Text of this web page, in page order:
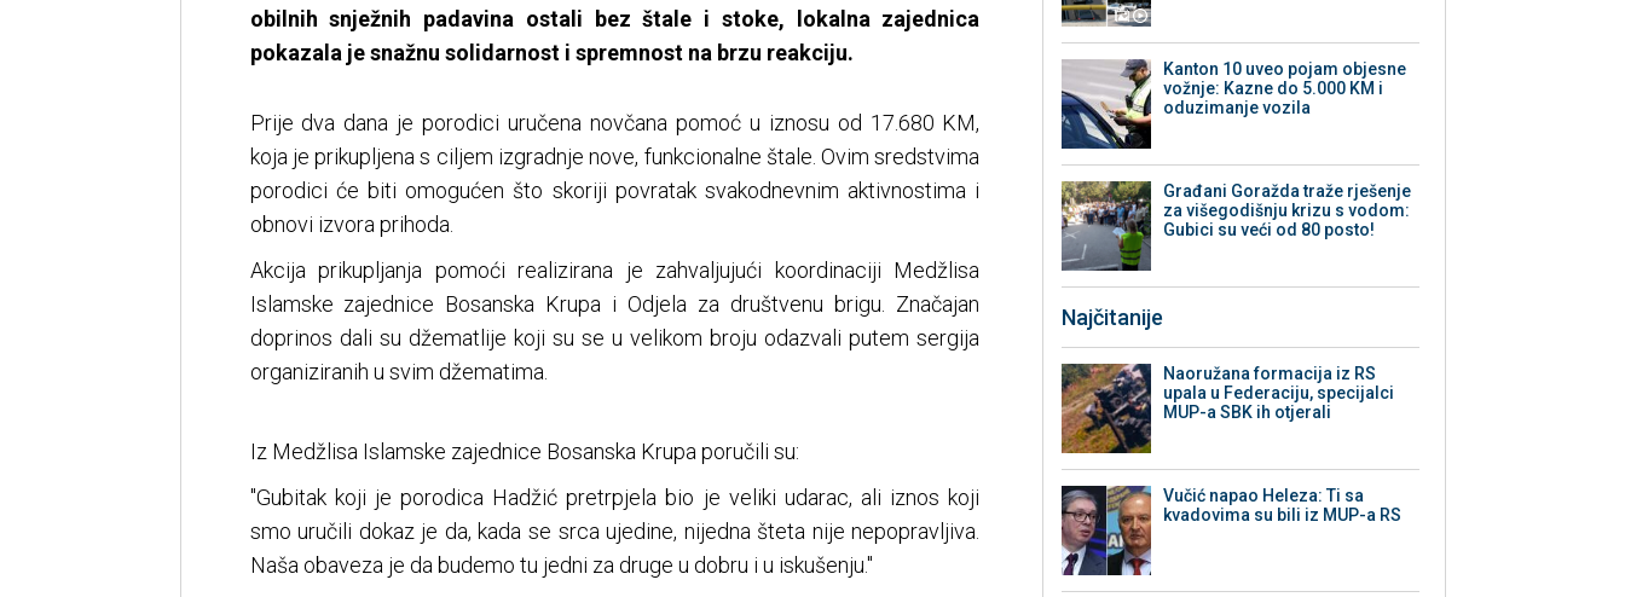
obilnih snježnih padavina ostali bez štale i stoke, lokalna zajednica
pokazala je snažnu solidarnost i spremnost na brzu reakciju.
Prije dva dana je porodici uručena novčana pomoć u iznosu od 17.680 KM,
koja je prikupljena s ciljem izgradnje nove, funkcionalne štale. Ovim sredstvima
porodici će biti omogućen što skoriji povratak svakodnevnim aktivnostima i
obnovi izvora prihoda.
Akcija prikupljanja pomoći realizirana je zahvaljujući koordinaciji Medžlisa
Islamske zajednice Bosanska Krupa i Odjela za društvenu brigu. Značajan
doprinos dali su džematlije koji su se u velikom broju odazvali putem sergija
organiziranih u svim džematima.
Iz Medžlisa Islamske zajednice Bosanska Krupa poručili su:
"Gubitak koji je porodica Hadžić pretrpjela bio je veliki udarac, ali iznos koji
smo uručili dokaz je da, kada se srca ujedine, nijedna šteta nije nepopravljiva.
Naša obaveza je da budemo tu jedni za druge u dobru i u iskušenju."
Kanton 10 uveo pojam objesne
vožnje: Kazne do 5.000 KM i
oduzimanje vozila
Građani Goražda traže rješenje
za višegodišnju krizu s vodom:
Gubici su veći od 80 posto!
Najčitanije
Naoružana formacija iz RS
upala u Federaciju, specijalci
MUP-a SBK ih otjerali
Vučić napao Heleza: Ti sa
kvadovima su bili iz MUP-a RS